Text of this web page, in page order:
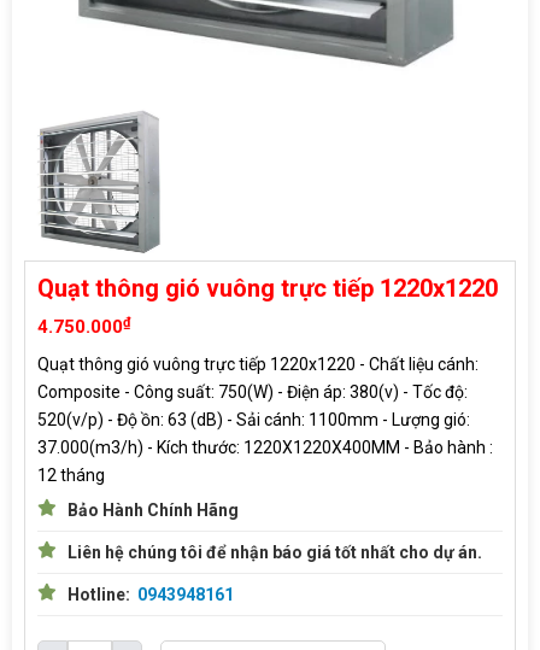
Quạt thông gió vuông trực tiếp 1220x1220
4.750.000₫
Quạt thông gió vuông trực tiếp 1220x1220 - Chất liệu cánh:
Composite - Công suất: 750(W) - Điện áp: 380(v) - Tốc độ:
520(v/p) - Độ ồn: 63 (dB) - Sải cánh: 1100mm - Lượng gió:
37.000(m3/h) - Kích thước: 1220X1220X400MM - Bảo hành :
12 tháng
Bảo Hành Chính Hãng
Liên hệ chúng tôi để nhận báo giá tốt nhất cho dự án.
Hotline: 0943948161